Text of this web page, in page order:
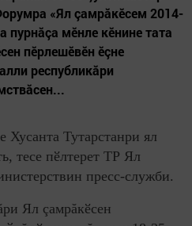
«Ял çамрăкӗсем 2014-
пурнăçа мӗнле кӗнине тата
пӗрлешӗвӗн ӗçне
республикăри
Тутарстанри ял
тесе пӗлтерет ТР Ял
пресс-служби.
Ял çамрăкӗсен